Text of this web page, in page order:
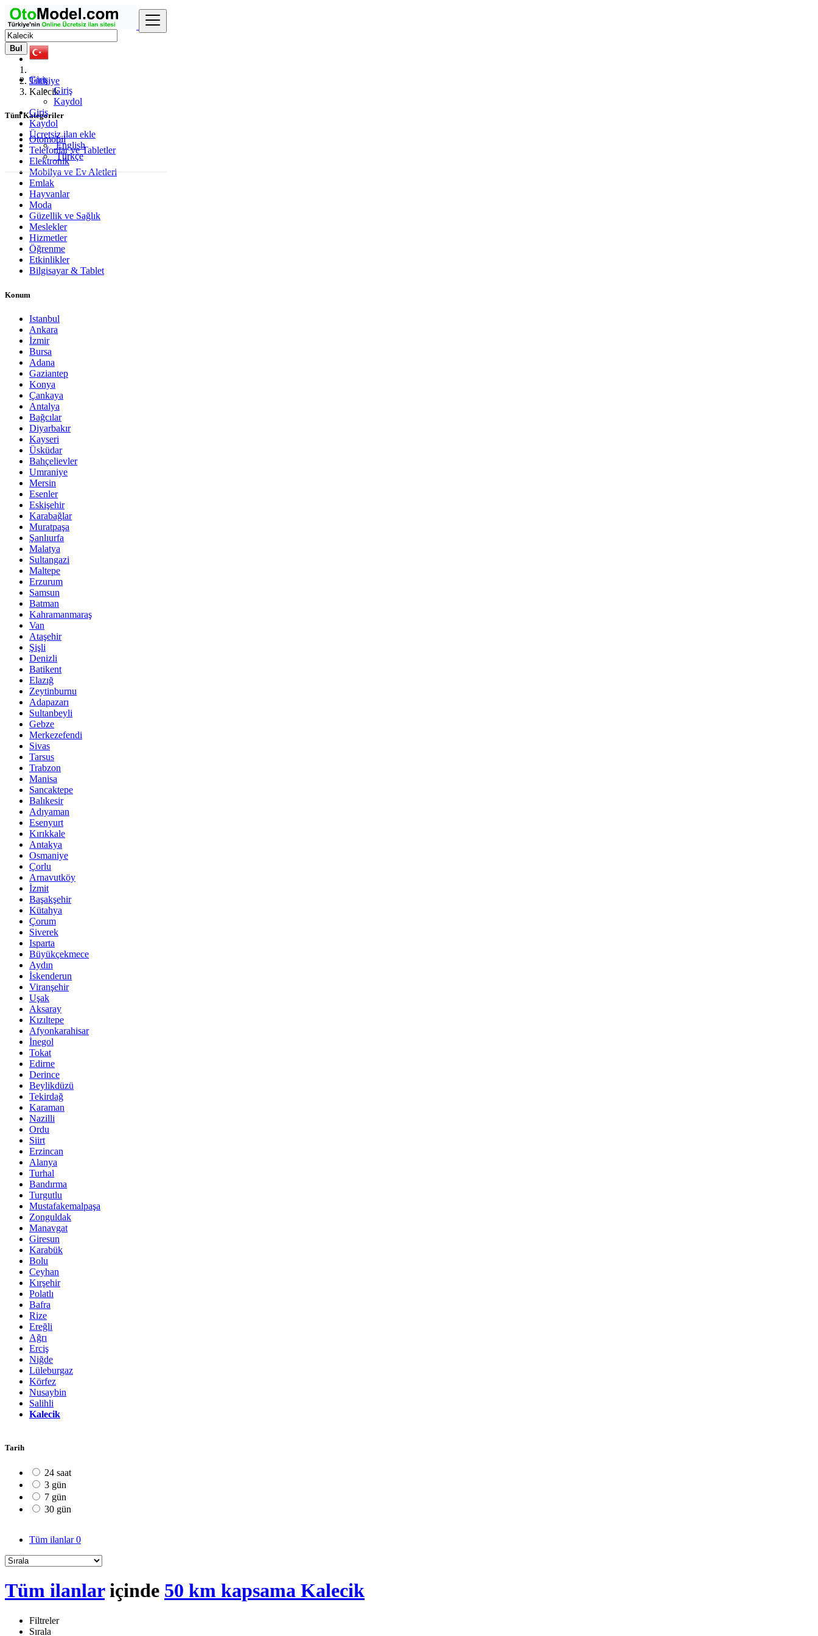
Giriş
Giriş
Kaydol
Giriş
Kaydol
Ücretsiz ilan ekle
English
Türkçe
Bul
Türkiye
Kalecik
Tüm Kategoriler
Otomobil
Telefonlar ve Tabletler
Elektronik
Mobilya ve Ev Aletleri
Emlak
Hayvanlar
Moda
Güzellik ve Sağlık
Meslekler
Hizmetler
Öğrenme
Etkinlikler
Bilgisayar & Tablet
Konum
Istanbul
Ankara
İzmir
Bursa
Adana
Gaziantep
Konya
Çankaya
Antalya
Bağcılar
Diyarbakır
Kayseri
Üsküdar
Bahçelievler
Umraniye
Mersin
Esenler
Eskişehir
Karabağlar
Muratpaşa
Şanlıurfa
Malatya
Sultangazi
Maltepe
Erzurum
Samsun
Batman
Kahramanmaraş
Van
Ataşehir
Şişli
Denizli
Batikent
Elazığ
Zeytinburnu
Adapazarı
Sultanbeyli
Gebze
Merkezefendi
Sivas
Tarsus
Trabzon
Manisa
Sancaktepe
Balıkesir
Adıyaman
Esenyurt
Kırıkkale
Antakya
Osmaniye
Çorlu
Arnavutköy
İzmit
Başakşehir
Kütahya
Çorum
Siverek
Isparta
Büyükçekmece
Aydın
İskenderun
Viranşehir
Uşak
Aksaray
Kızıltepe
Afyonkarahisar
İnegol
Tokat
Edirne
Derince
Beylikdüzü
Tekirdağ
Karaman
Nazilli
Ordu
Siirt
Erzincan
Alanya
Turhal
Bandırma
Turgutlu
Mustafakemalpaşa
Zonguldak
Manavgat
Giresun
Karabük
Bolu
Ceyhan
Kırşehir
Polatlı
Bafra
Rize
Ereğli
Ağrı
Erciş
Niğde
Lüleburgaz
Körfez
Nusaybin
Salihli
Kalecik
Tarih
24 saat
3 gün
7 gün
30 gün
Tüm ilanlar0
Tüm ilanlariçinde 50 km kapsama Kalecik
Filtreler
Sırala